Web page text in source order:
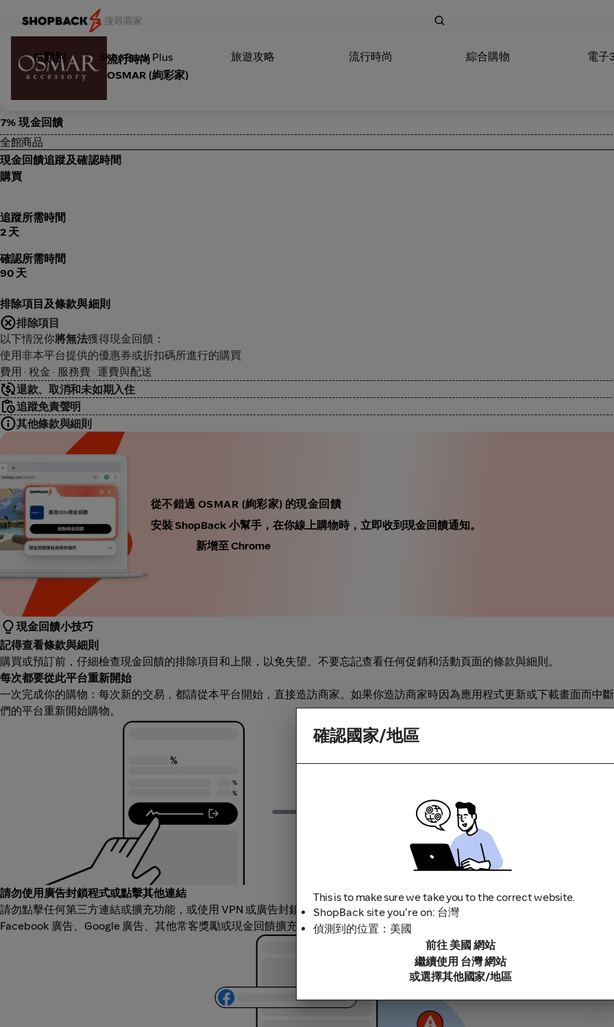
類別 ShopBack Plus 旅遊攻略 流行時尚 綜合購物 電子
流行時尚
OSMAR (絢彩家)
7% 現金回饋
全館商品
現金回饋追蹤及確認時間
購買
追蹤所需時間
2 天
確認所需時間
90 天
排除項目及條款與細則
排除項目
以下情況你將無法獲得現金回饋：
使用非本平台提供的優惠券或折扣碼所進行的購買
費用 · 稅金 · 服務費 · 運費與配送
退款、取消和未如期入住
追蹤免責聲明
其他條款與細則
從不錯過 OSMAR (絢彩家) 的現金回饋
安裝 ShopBack 小幫手，在你線上購物時，立即收到現金回饋通知。
新增至 Chrome
現金回饋小技巧
記得查看條款與細則
購買或預訂前，仔細檢查現金回饋的排除項目和上限，以免失望。不要忘記查看任何促銷和活動頁面的條款與細則。
每次都要從此平台重新開始
一次完成你的購物：每次新的交易，都請從本平台開始，直接造訪商家。如果你造訪商家時因為應用程式更新或下載畫面而中
們的平台重新開始購物。
請勿使用廣告封鎖程式或點擊其他連結
請勿點擊任何第三方連結或擴充功能，或使用 VPN 或廣告封鎖軟體，因為這些可能導致無法追蹤你的現金回饋。部分範例包括：
Facebook 廣告、Google 廣告、其他常客獎勵或現金回饋擴充功能連結。
確認國家/地區
This is to make sure we take you to the correct website.
ShopBack site you're on: 台灣
偵測到的位置：美國
前往 美國 網站
繼續使用 台灣 網站
或選擇其他國家/地區